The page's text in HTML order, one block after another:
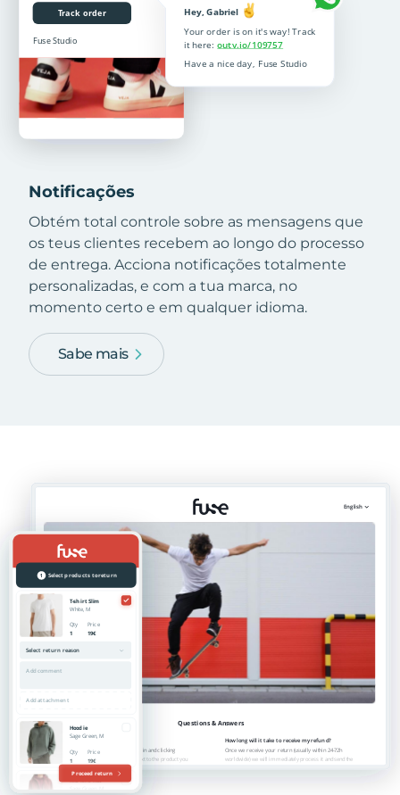
Notificações
Obtém total controle sobre as mensagens que
os teus clientes recebem ao longo do processo
de entrega. Acciona notificações totalmente
personalizadas, e com a tua marca, no
momento certo e em qualquer idioma.
Sabe mais